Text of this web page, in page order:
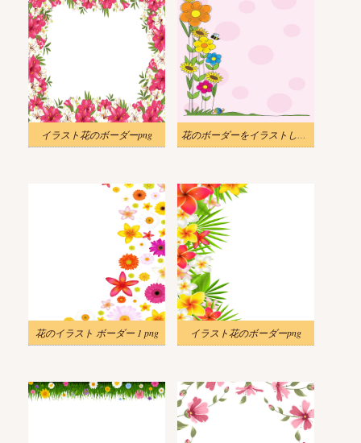
イラスト花のボーダーpng 花のボーダーをイラストします。
花のイラスト ボーダー 1 png イラスト花のボーダーpng